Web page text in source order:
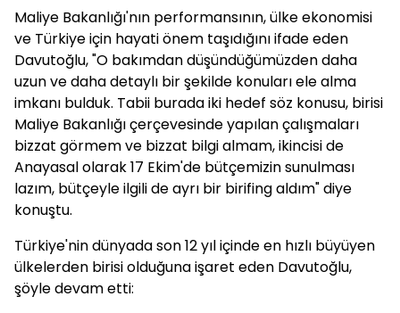
Maliye Bakanlığı'nın performansının, ülke ekonomisi
ve Türkiye için hayati önem taşıdığını ifade eden
Davutoğlu, "O bakımdan düşündüğümüzden daha
uzun ve daha detaylı bir şekilde konuları ele alma
imkanı bulduk. Tabii burada iki hedef söz konusu, birisi
Maliye Bakanlığı çerçevesinde yapılan çalışmaları
bizzat görmem ve bizzat bilgi almam, ikincisi de
Anayasal olarak 17 Ekim'de bütçemizin sunulması
lazım, bütçeyle ilgili de ayrı bir birifing aldım" diye
konuştu.
Türkiye'nin dünyada son 12 yıl içinde en hızlı büyüyen
ülkelerden birisi olduğuna işaret eden Davutoğlu,
şöyle devam etti: